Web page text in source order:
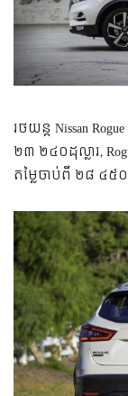
រថយន្ត Nissan
២៣ ២៤០ដុល្លារ,
តម្លៃចាប់ពី ២៨ ៤៥០